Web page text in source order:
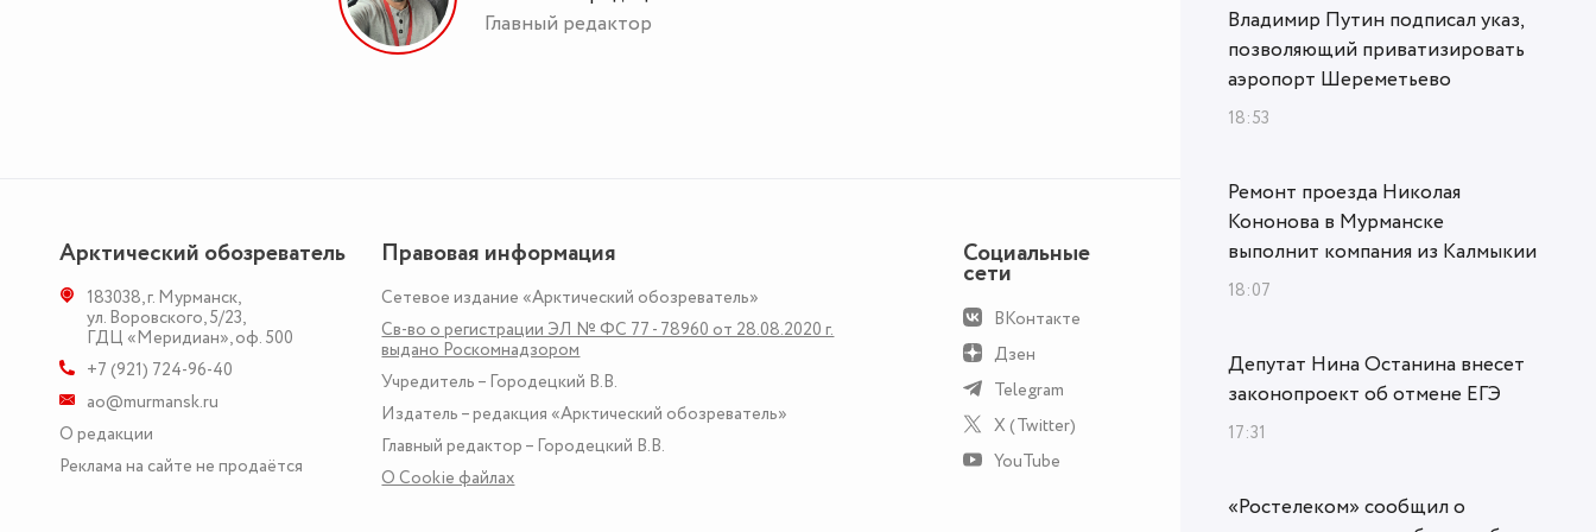
Главный редактор
Арктический обозреватель
183038,г. Мурманск,
ул. Воровского, 5/23,
ГДЦ «Меридиан», оф. 500
+7 (921) 724-96-40
ao@murmansk.ru
О редакции
Реклама на сайте не продаётся
Правовая информация
Сетевое издание «Арктический обозреватель»
Св-во о регистрации ЭЛ № ФС 77 - 78960 от 28.08.2020 г.
выдано Роскомнадзором
Учредитель – Городецкий В.В.
Издатель – редакция «Арктический обозреватель»
Главный редактор – Городецкий В.В.
О Сookie файлах
Социальные
сети
ВКонтакте
Дзен
Telegram
X (Twitter)
YouTube
Владимир Путин подписал указ,
позволяющий приватизировать
аэропорт Шереметьево
18:53
Ремонт проезда Николая
Кононова в Мурманске
выполнит компания из Калмыкии
18:07
Депутат Нина Останина внесет
законопроект об отмене ЕГЭ
17:31
«Ростелеком» сообщил о